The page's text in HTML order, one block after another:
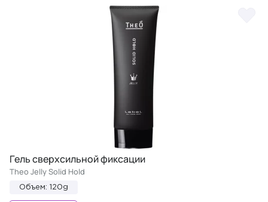
Гель сверхсильной фиксации
Theo Jelly Solid Hold
Объем: 120g